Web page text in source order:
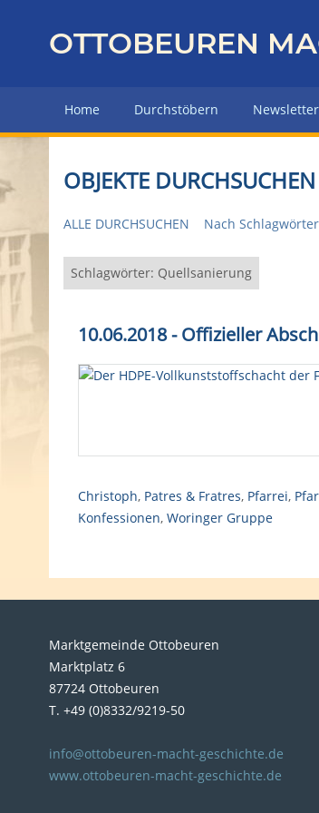
z
r
H
u
p
e
OTTOBEUREN
Home Durchstöbern Newsletter
OBJEKTE
ALLE DURCHSUCHEN Nach
Schlagwörter: Quellsanierung
10.06.2018 - Offizieller
Christoph, Patres & Fratres, Pfarrei,
Konfessionen, Woringer Gruppe
Marktgemeinde Ottobeuren
Marktplatz 6
87724 Ottobeuren
T. +49 (0)8332/9219-50
info@ottobeuren-macht-geschichte.de
www.ottobeuren-macht-geschichte.de